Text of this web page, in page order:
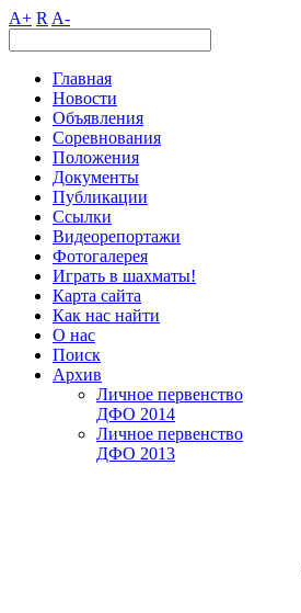
A+ R A-
Главная
Новости
Объявления
Соревнования
Положения
Документы
Публикации
Ссылки
Видеорепортажи
Фотогалерея
Играть в шахматы!
Карта сайта
Как нас найти
О нас
Поиск
Архив
Личное первенство
ДФО 2014
Личное первенство
ДФО 2013